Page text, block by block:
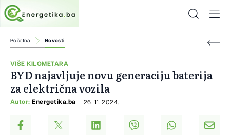
Početna Novosti
VIŠE KILOMETARA
BYD najavljuje novu generaciju baterija
za električna vozila
Autor: Energetika.ba 26. 11. 2024.